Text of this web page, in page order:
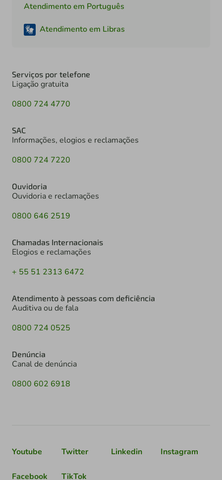
Atendimento em Português
Atendimento em Libras
Serviços por telefone
Ligação gratuita
0800 724 4770
SAC
Informações, elogios e reclamações
0800 724 7220
Ouvidoria
Ouvidoria e reclamações
0800 646 2519
Chamadas Internacionais
Elogios e reclamações
+ 55 51 2313 6472
Atendimento à pessoas com deficiência
Auditiva ou de fala
0800 724 0525
Denúncia
Canal de denúncia
0800 602 6918
Youtube Twitter Linkedin Instagram
Facebook TikTok